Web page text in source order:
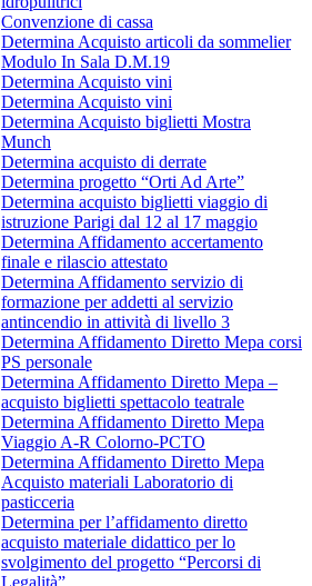
Convenzione di cassa
Determina Acquisto articoli da sommelier
Modulo In Sala D.M.19
Determina Acquisto vini
Determina Acquisto vini
Determina Acquisto biglietti Mostra
Munch
Determina acquisto di derrate
Determina progetto “Orti Ad Arte”
Determina acquisto biglietti viaggio di
istruzione Parigi dal 12 al 17 maggio
Determina Affidamento accertamento
finale e rilascio attestato
Determina Affidamento servizio di
formazione per addetti al servizio
antincendio in attività di livello 3
Determina Affidamento Diretto Mepa corsi
PS personale
Determina Affidamento Diretto Mepa –
acquisto biglietti spettacolo teatrale
Determina Affidamento Diretto Mepa
Viaggio A-R Colorno-PCTO
Determina Affidamento Diretto Mepa
Acquisto materiali Laboratorio di
pasticceria
Determina per l’affidamento diretto
acquisto materiale didattico per lo
svolgimento del progetto “Percorsi di